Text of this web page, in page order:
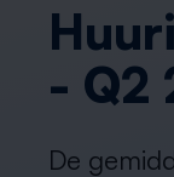
- Q2
De